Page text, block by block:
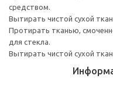
средством.
Вытирать чистой сухой
Протирать тканью,
для стекла.
Вытирать чистой сухой